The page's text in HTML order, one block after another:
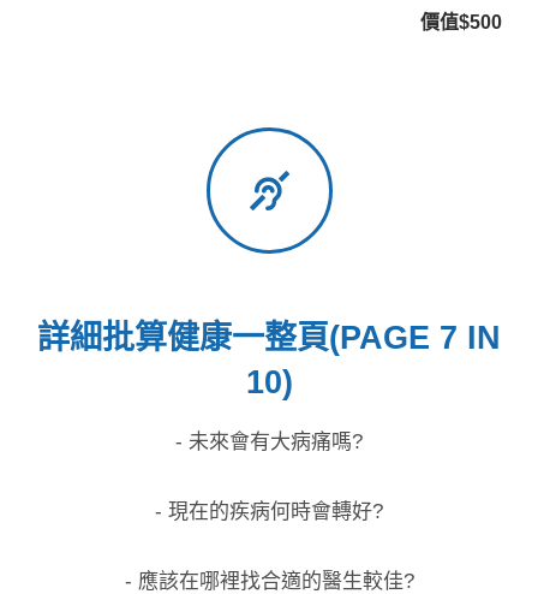
價值$500
詳細批算健康一整頁(PAGE 7 IN
10)
- 未來會有大病痛嗎?
- 現在的疾病何時會轉好?
- 應該在哪裡找合適的醫生較佳?